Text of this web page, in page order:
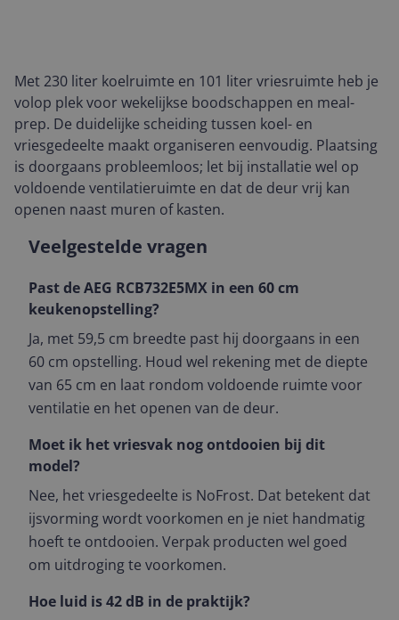
Met 230 liter koelruimte en 101 liter vriesruimte heb je
volop plek voor wekelijkse boodschappen en meal-
prep. De duidelijke scheiding tussen koel- en
vriesgedeelte maakt organiseren eenvoudig. Plaatsing
is doorgaans probleemloos; let bij installatie wel op
voldoende ventilatieruimte en dat de deur vrij kan
openen naast muren of kasten.
Veelgestelde vragen
Past de AEG RCB732E5MX in een 60 cm
keukenopstelling?
Ja, met 59,5 cm breedte past hij doorgaans in een
60 cm opstelling. Houd wel rekening met de diepte
van 65 cm en laat rondom voldoende ruimte voor
ventilatie en het openen van de deur.
Moet ik het vriesvak nog ontdooien bij dit
model?
Nee, het vriesgedeelte is NoFrost. Dat betekent dat
ijsvorming wordt voorkomen en je niet handmatig
hoeft te ontdooien. Verpak producten wel goed
om uitdroging te voorkomen.
Hoe luid is 42 dB in de praktijk?